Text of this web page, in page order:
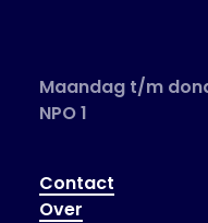
Maandag t/m
NPO 1
Contact
Over